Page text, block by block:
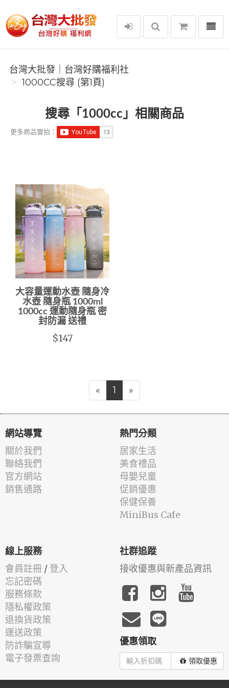
台灣大批發｜台灣好購福利社
選單
台灣大批發｜台灣好購福利社
1000CC搜尋 (第1頁)
搜尋「1000cc」相關商品
更多商品實拍：
大容量運動水壺 隨身冷
水壺 隨身瓶 1000ml
1000cc 運動隨身瓶 密
封防漏 送禮
$147
« 1 »
網站導覽
關於我們
聯絡我們
官方網站
銷售通路
熱門分類
居家生活
美食禮品
母嬰兒童
促銷優惠
保健保養
MiniBus Cafe
線上服務
會員註冊 / 登入
忘記密碼
服務條款
隱私權政策
退換貨政策
運送政策
防詐騙宣導
電子發票查詢
社群追蹤
接收優惠與新產品資訊
優惠領取
領取優惠